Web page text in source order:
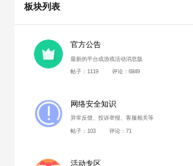
板块列表
官方公告
最新的平台或游戏活动消息版
帖子：1119
评论：6849
网络安全知识
异常反馈、投诉举报、客服相关等
帖子：103
评论：71
活动专区